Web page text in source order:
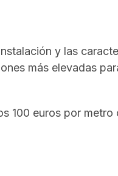
y las
más elevadas
100 euros por metro